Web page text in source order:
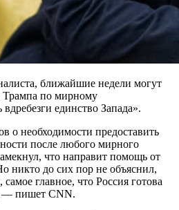
ближайшие недели могут
Трампа по мирному
единство Запада».
о необходимости предоставить
после любого мирного
что направит помощь от
до сих пор не объяснил,
главное, что Россия готова
— пишет CNN.